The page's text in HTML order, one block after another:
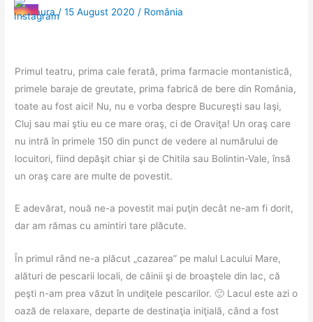
ByLaura/15 August 2020/ România
Primul teatru, prima cale ferată, prima farmacie montanistică,
primele baraje de greutate, prima fabrică de bere din România,
toate au fost aici! Nu, nu e vorba despre Bucureşti sau Iaşi,
Cluj sau mai ştiu eu ce mare oraş, ci de Oraviţa! Un oraş care
nu intră în primele 150 din punct de vedere al numărului de
locuitori, fiind depăşit chiar şi de Chitila sau Bolintin-Vale, însă
un oraş care are multe de povestit.
E adevărat, nouă ne-a povestit mai puţin decât ne-am fi dorit,
dar am rămas cu amintiri tare plăcute.
În primul rând ne-a plăcut „cazarea” pe malul Lacului Mare,
alături de pescarii locali, de câinii şi de broaştele din lac, că
peşti n-am prea văzut în undiţele pescarilor. 🙂 Lacul este azi o
oază de relaxare, departe de destinaţia iniţială, când a fost